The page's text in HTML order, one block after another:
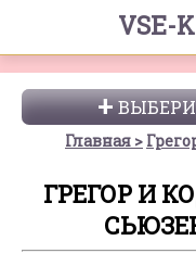
VSE-
Главная
ГРЕГОР И